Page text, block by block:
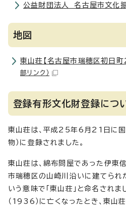
公益財団法人 名古屋市文化
地図
東山荘【名古屋市瑞穂区初日
部リンク）
登録有形文化財登録につ
東山荘は、平成25年6月21日に国
物）に登録されました。
東山荘は、綿布問屋であった伊東
市瑞穂区の山崎川沿いに建てられ
いう意味で「東山荘」と命名され
（1936）に亡くなったとき、東山